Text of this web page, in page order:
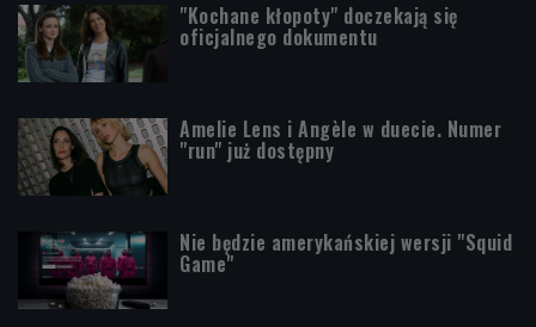
"Kochane kłopoty" doczekają się
oficjalnego dokumentu
Amelie Lens i Angèle w duecie. Numer
"run" już dostępny
Nie będzie amerykańskiej wersji "Squid
Game"